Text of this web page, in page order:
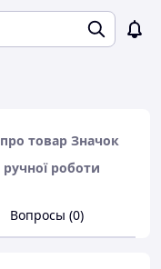
про товар Значок
роботи
Вопросы (0)